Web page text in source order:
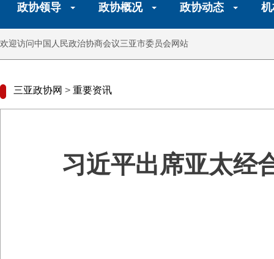
政协领导 政协概况 政协动态
欢迎访问中国人民政治协商会议三亚市委员会网站
三亚政协网 > 重要资讯
习近平出席亚太经